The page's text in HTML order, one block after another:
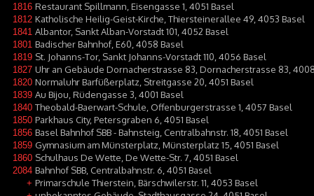
1816 Restaurant Spillmann, Eisengasse 1, 4051 Basel
1812 Katholische Heilig-Geist-Kirche, Thiersteinerallee 49, 4053 Basel
1841 Albantor, Sankt Alban-Vorstadt 101, 4052 Basel
1801 Badischer Bahnhof, E60, 4058 Basel
1819 St. Johanns-Tor, Sankt Johanns-Vorstadt 110, 4056 Basel
1827 Uhr an Gebäude Dornacherstrasse 83, Dornacherstrasse 83,
1820 Normaluhr Barfüßerplatz, Streitgasse 20, 4051 Basel
1839 Au Bijou, Rüdengasse 3, 4001 Basel
1840 Theobald-Baerwart-Schule, Offenburgerstrasse 1, 4057 Basel
1850 Parkhaus City, Petersgraben 6, 4051 Basel
1856 Basel Bahnhof SBB - Bahnsteig, Centralbahnstr. 18, 4051 Basel
1859 Gymnasium am Münsterplatz, Münsterplatz 15, 4051 Basel
1860 Schulhaus De Wette, De Wette-Str. 7, 4051 Basel
2084 Bahnhof SBB, Centralbahnstr. 6, 4051 Basel
+ Primarschule Thierstein, Bärschwilerstr. 11, 4053 Basel